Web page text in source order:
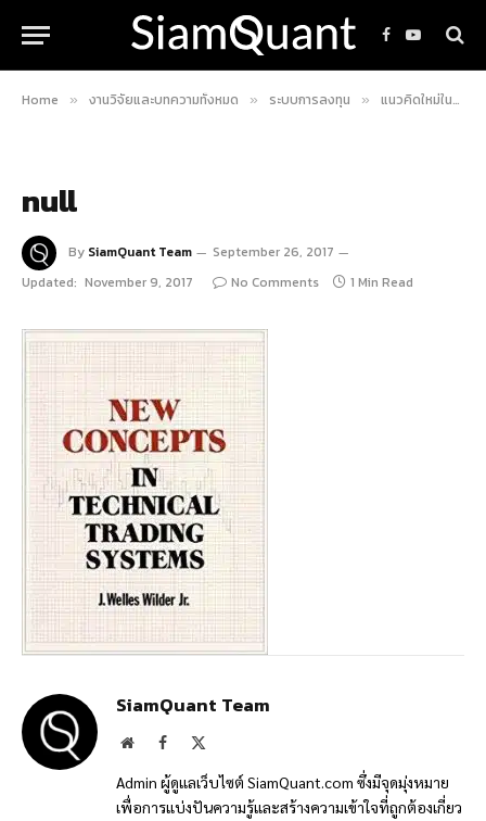
Facebook
YouTube
Home » งานวิจัยและบทความทั้งหมด » ระบบการลงทุน » แนวคิดใหม่ในการใช้ ADX วิเคราะห์หุ้น
null
By SiamQuant Team
September 26, 2017
Updated: November 9, 2017 No Comments 1 Min Read
SiamQuant Team
WebsiteFacebook
Admin ผู้ดูแลเว็บไซต์ SiamQuant.com ซึ่งมีจุดมุ่งหมาย
เพื่อการแบ่งปันความรู้และสร้างความเข้าใจที่ถูกต้องเกี่ยว